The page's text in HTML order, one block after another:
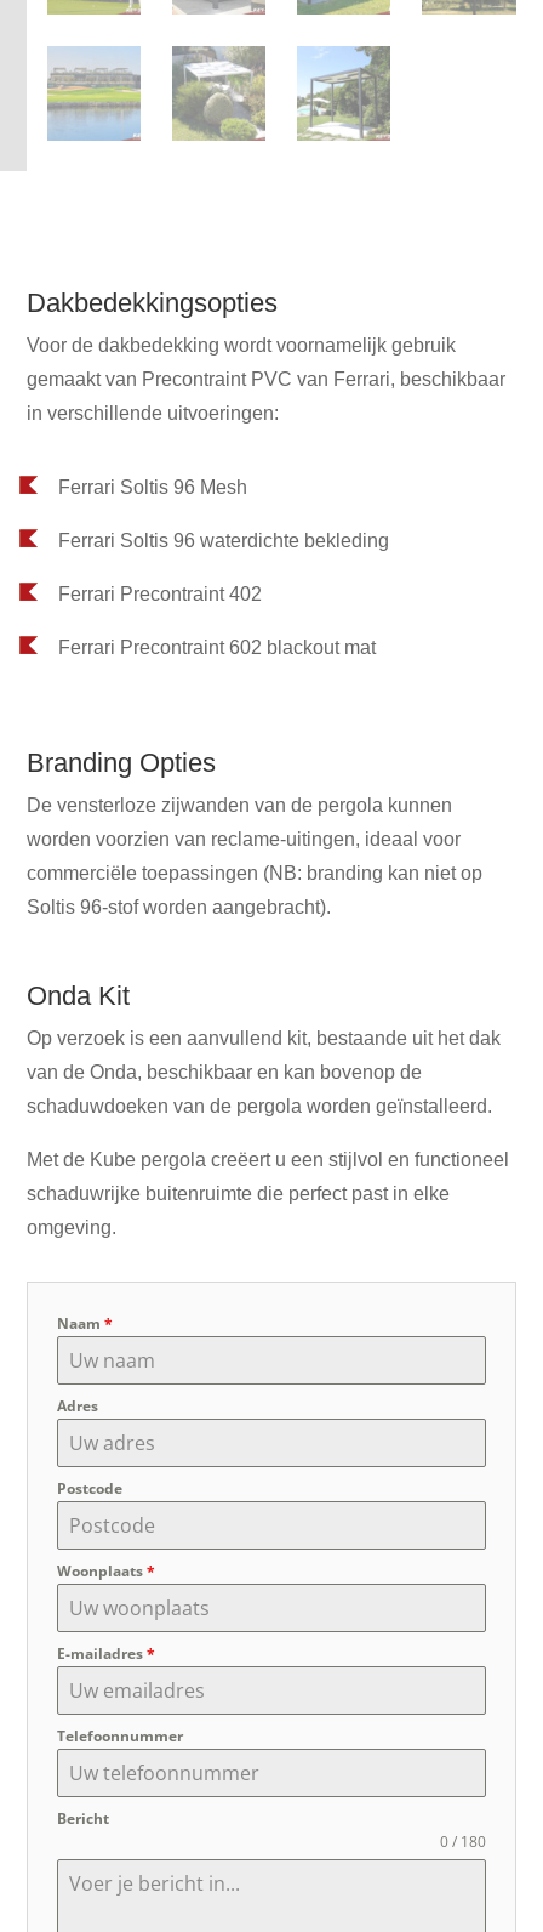
Dakbedekkingsopties
Voor de dakbedekking wordt voornamelijk gebruik
gemaakt van Precontraint PVC van Ferrari, beschikbaar
in verschillende uitvoeringen:
Ferrari Soltis 96 Mesh
Ferrari Soltis 96 waterdichte bekleding
Ferrari Precontraint 402
Ferrari Precontraint 602 blackout mat
Branding Opties
De vensterloze zijwanden van de pergola kunnen
worden voorzien van reclame-uitingen, ideaal voor
commerciële toepassingen (NB: branding kan niet op
Soltis 96-stof worden aangebracht).
Onda Kit
Op verzoek is een aanvullend kit, bestaande uit het dak
van de Onda, beschikbaar en kan bovenop de
schaduwdoeken van de pergola worden geïnstalleerd.
Met de Kube pergola creëert u een stijlvol en functioneel
schaduwrijke buitenruimte die perfect past in elke
omgeving.
Naam*
Adres
Postcode
Woonplaats*
E-mailadres*
Telefoonnummer
Bericht
0 / 180